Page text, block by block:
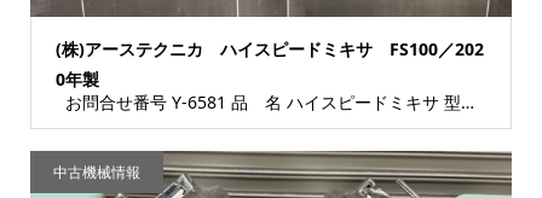
(株)アーステクニカ ハイスピードミキサ FS100／202
0年製
お問合せ番号 Y-6581 品 名 ハイスピードミキサ 型 式 FS100 種 類 食...
中古機械情報